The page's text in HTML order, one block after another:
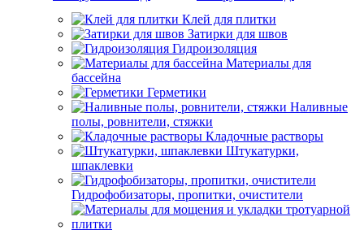
Клей для плитки
Затирки для швов
Гидроизоляция
Материалы для
бассейна
Герметики
Наливные
полы, ровнители, стяжки
Кладочные растворы
Штукатурки,
шпаклевки
Гидрофобизаторы, пропитки, очистители